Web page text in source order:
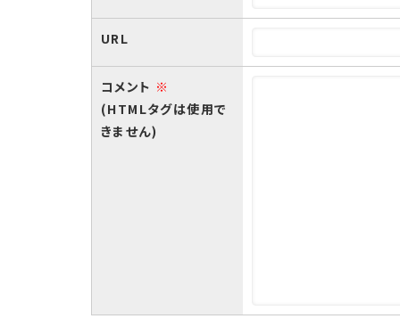
URL
コメント ※
(HTMLタグは使用で
きません)